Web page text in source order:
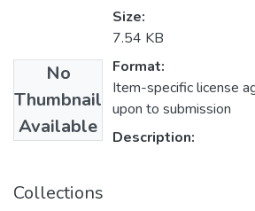
No
Thumbnail
Available
Size:
7.54 KB
Format:
Item-specific license
upon to submission
Description:
Collections